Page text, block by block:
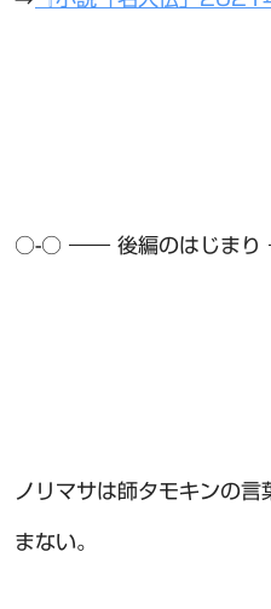
○-○ ―― 後編のはじま
ノリマサは師タモキンの
まない。